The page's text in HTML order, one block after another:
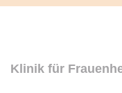
Klinik für